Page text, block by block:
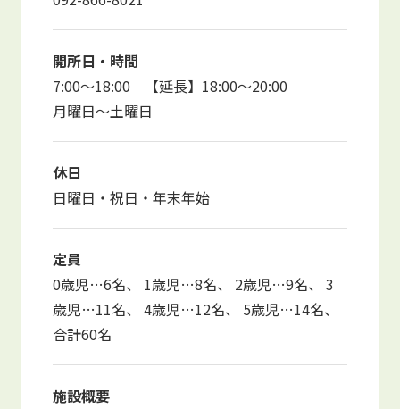
サイトマップ
開所日・時間
7:00～18:00 【延長】18:00～20:00
月曜日～土曜日
休日
日曜日・祝日・年末年始
定員
0歳児…6名、 1歳児…8名、 2歳児…9名、 3
歳児…11名、 4歳児…12名、 5歳児…14名、
合計60名
施設概要